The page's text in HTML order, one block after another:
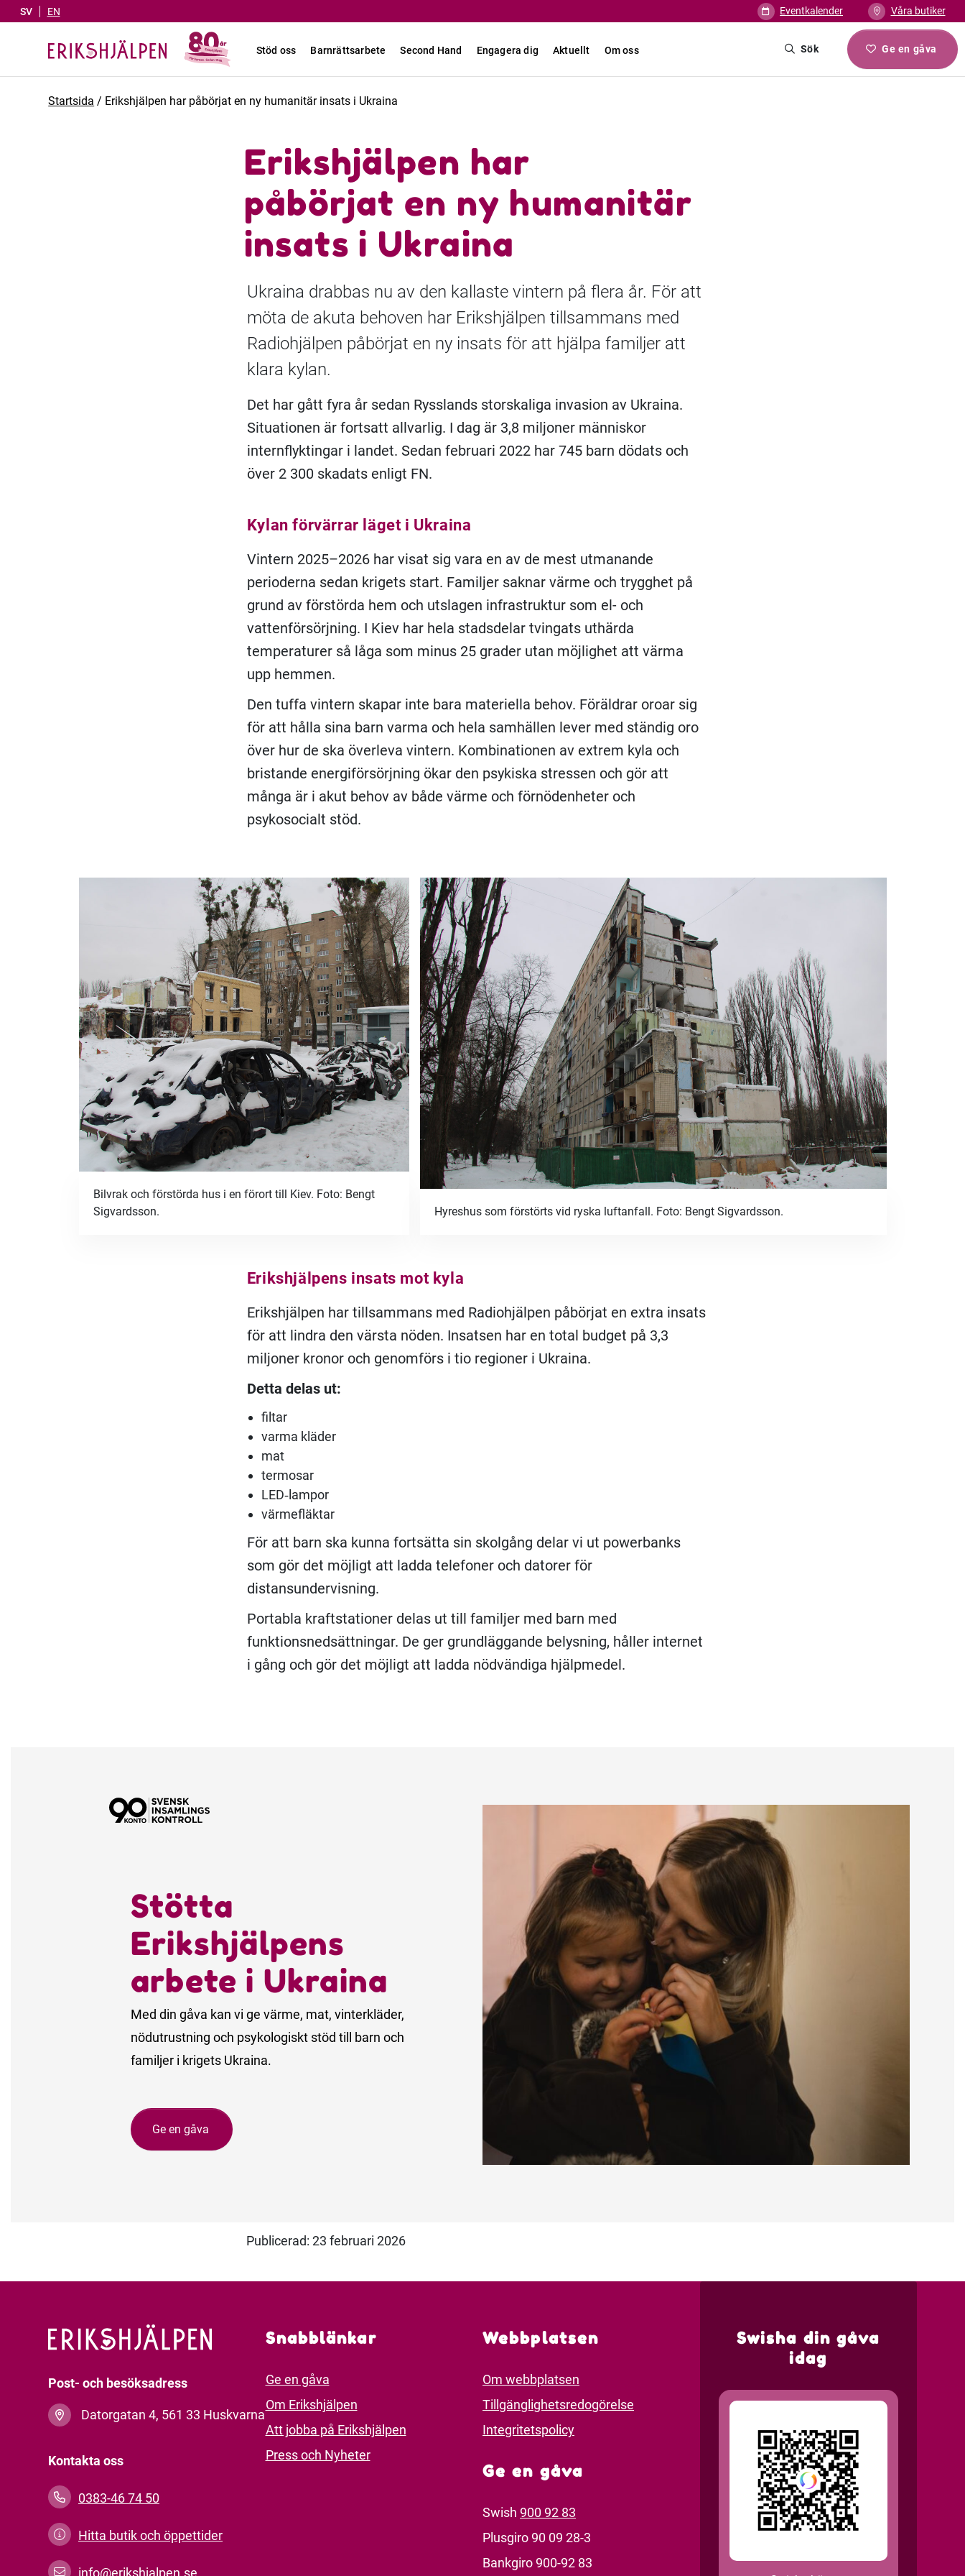
SV EN Eventkalender Våra butiker
Stöd oss Barnrättsarbete Second Hand Engagera dig Aktuellt Om oss Sök Ge en gåva
Startsida / Erikshjälpen har påbörjat en ny humanitär insats i Ukraina
Erikshjälpen har
påbörjat en ny humanitär
insats i Ukraina
Ukraina drabbas nu av den kallaste vintern på flera år. För att
möta de akuta behoven har Erikshjälpen tillsammans med
Radiohjälpen påbörjat en ny insats för att hjälpa familjer att
klara kylan.
Det har gått fyra år sedan Rysslands storskaliga invasion av Ukraina.
Situationen är fortsatt allvarlig. I dag är 3,8 miljoner människor
internflyktingar i landet. Sedan februari 2022 har 745 barn dödats och
över 2 300 skadats enligt FN.
Kylan förvärrar läget i Ukraina
Vintern 2025–2026 har visat sig vara en av de mest utmanande
perioderna sedan krigets start. Familjer saknar värme och trygghet på
grund av förstörda hem och utslagen infrastruktur som el- och
vattenförsörjning. I Kiev har hela stadsdelar tvingats uthärda
temperaturer så låga som minus 25 grader utan möjlighet att värma
upp hemmen.
Den tuffa vintern skapar inte bara materiella behov. Föräldrar oroar sig
för att hålla sina barn varma och hela samhällen lever med ständig oro
över hur de ska överleva vintern. Kombinationen av extrem kyla och
bristande energiförsörjning ökar den psykiska stressen och gör att
många är i akut behov av både värme och förnödenheter och
psykosocialt stöd.
Bilvrak och förstörda hus i en förort till Kiev. Foto: Bengt
Sigvardsson.
Hyreshus som förstörts vid ryska luftanfall. Foto: Bengt Sigvardsson.
Erikshjälpens insats mot kyla
Erikshjälpen har tillsammans med Radiohjälpen påbörjat en extra insats
för att lindra den värsta nöden. Insatsen har en total budget på 3,3
miljoner kronor och genomförs i tio regioner i Ukraina.
Detta delas ut:
filtar
varma kläder
mat
termosar
LED‑lampor
värmefläktar
För att barn ska kunna fortsätta sin skolgång delar vi ut powerbanks
som gör det möjligt att ladda telefoner och datorer för
distansundervisning.
Portabla kraftstationer delas ut till familjer med barn med
funktionsnedsättningar. De ger grundläggande belysning, håller internet
i gång och gör det möjligt att ladda nödvändiga hjälpmedel.
Stötta
Erikshjälpens
arbete i Ukraina
Med din gåva kan vi ge värme, mat, vinterkläder,
nödutrustning och psykologiskt stöd till barn och
familjer i krigets Ukraina.
Ge en gåva
Publicerad: 23 februari 2026
Post- och besöksadress
Datorgatan 4, 561 33 Huskvarna
Kontakta oss
0383-46 74 50
Hitta butik och öppettider
info@erikshjalpen.se
Snabblänkar
Ge en gåva
Om Erikshjälpen
Att jobba på Erikshjälpen
Press och Nyheter
Webbplatsen
Om webbplatsen
Tillgänglighetsredogörelse
Integritetspolicy
Ge en gåva
Swish 900 92 83
Plusgiro 90 09 28-3
Bankgiro 900-92 83
Swisha din gåva
idag